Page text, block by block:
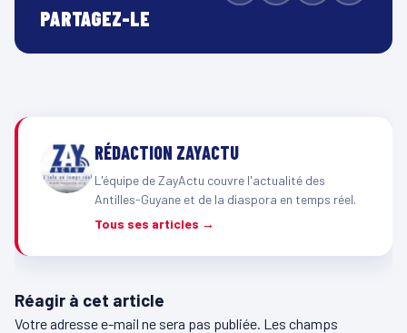
PARTAGEZ-LE
RÉDACTION ZAYACTU
L'équipe de ZayActu couvre l'actualité des
Antilles-Guyane et de la diaspora en temps réel.
Tous ses articles →
Réagir à cet article
Votre adresse e-mail ne sera pas publiée. Les champs